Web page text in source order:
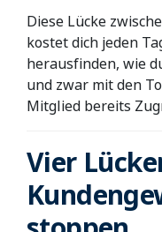
Diese Lücke
kostet dich jeden
herausfinden, wie
und zwar mit den
Mitglied bereits
Vier